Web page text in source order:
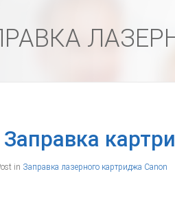
Заправка
in Заправка лазерного картриджа Canon